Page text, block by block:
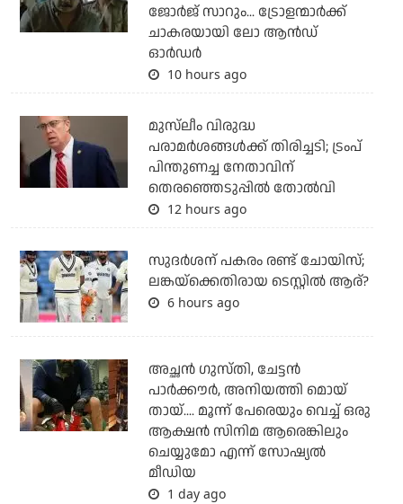
ജോര്‍ജ് സാറും... ട്രോളന്മാര്‍ക്ക്
ചാകരയായി ലോ ആന്‍ഡ്
ഓര്‍ഡര്‍
10 hours ago
മുസ്‌ലീം വിരുദ്ധ
പരാമര്‍ശങ്ങള്‍ക്ക് തിരിച്ചടി; ട്രംപ്
പിന്തുണച്ച നേതാവിന്
തെരഞ്ഞെടുപ്പില്‍ തോല്‍വി
12 hours ago
സുദര്‍ശന് പകരം രണ്ട് ചോയിസ്;
ലങ്കയ്‌ക്കെതിരായ ടെസ്റ്റില്‍ ആര്?
6 hours ago
അച്ഛന്‍ ഗുസ്തി, ചേട്ടന്‍
പാര്‍ക്കൗര്‍, അനിയത്തി മൊയ്
തായ്.... മൂന്ന് പേരെയും വെച്ച് ഒരു
ആക്ഷന്‍ സിനിമ ആരെങ്കിലും
ചെയ്യുമോ എന്ന് സോഷ്യല്‍
മീഡിയ
1 day ago